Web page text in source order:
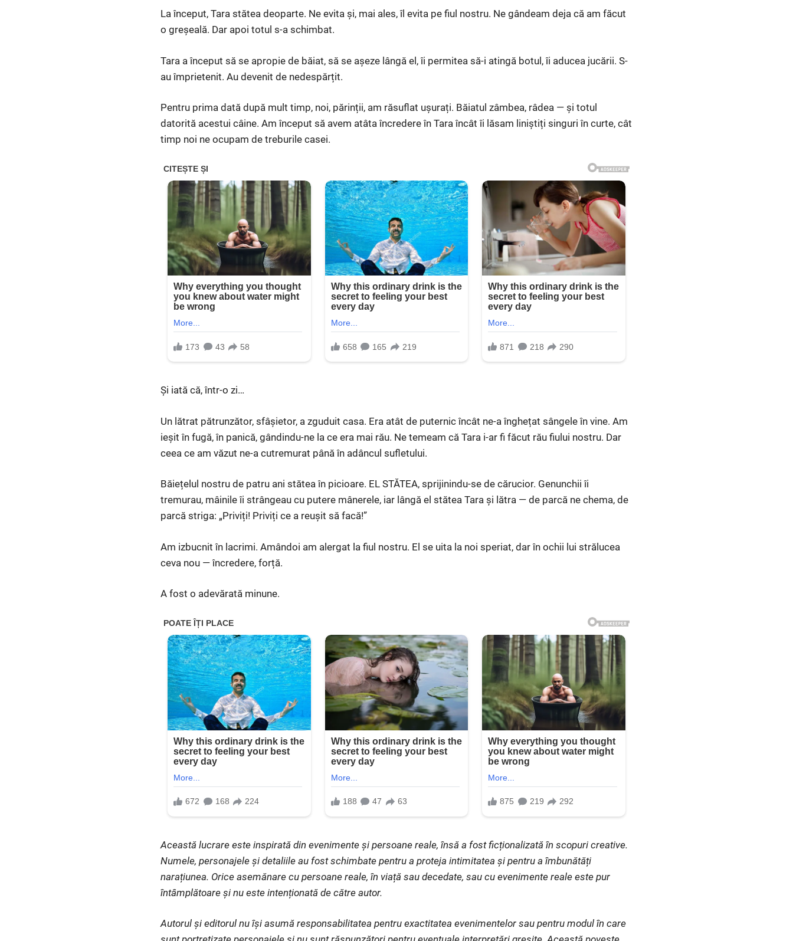
La început, Tara stătea deoparte. Ne evita și, mai ales, îl evita pe fiul nostru. Ne gândeam deja că am făcut
o greșeală. Dar apoi totul s-a schimbat.
Tara a început să se apropie de băiat, să se așeze lângă el, îi permitea să-i atingă botul, îi aducea jucării. S-
au împrietenit. Au devenit de nedespărțit.
Pentru prima dată după mult timp, noi, părinții, am răsuflat ușurați. Băiatul zâmbea, râdea — și totul
datorită acestui câine. Am început să avem atâta încredere în Tara încât îi lăsam liniștiți singuri în curte, cât
timp noi ne ocupam de treburile casei.
Și iată că, într-o zi…
Un lătrat pătrunzător, sfâșietor, a zguduit casa. Era atât de puternic încât ne-a înghețat sângele în vine. Am
ieșit în fugă, în panică, gândindu-ne la ce era mai rău. Ne temeam că Tara i-ar fi făcut rău fiului nostru. Dar
ceea ce am văzut ne-a cutremurat până în adâncul sufletului.
Băiețelul nostru de patru ani stătea în picioare. EL STĂTEA, sprijinindu-se de cărucior. Genunchii îi
tremurau, mâinile îi strângeau cu putere mânerele, iar lângă el stătea Tara și lătra — de parcă ne chema, de
parcă striga: „Priviți! Priviți ce a reușit să facă!”
Am izbucnit în lacrimi. Amândoi am alergat la fiul nostru. El se uita la noi speriat, dar în ochii lui strălucea
ceva nou — încredere, forță.
A fost o adevărată minune.
Această lucrare este inspirată din evenimente și persoane reale, însă a fost ficționalizată în scopuri creative.
Numele, personajele și detaliile au fost schimbate pentru a proteja intimitatea și pentru a îmbunătăți
narațiunea. Orice asemănare cu persoane reale, în viață sau decedate, sau cu evenimente reale este pur
întâmplătoare și nu este intenționată de către autor.
Autorul și editorul nu își asumă responsabilitatea pentru exactitatea evenimentelor sau pentru modul în care